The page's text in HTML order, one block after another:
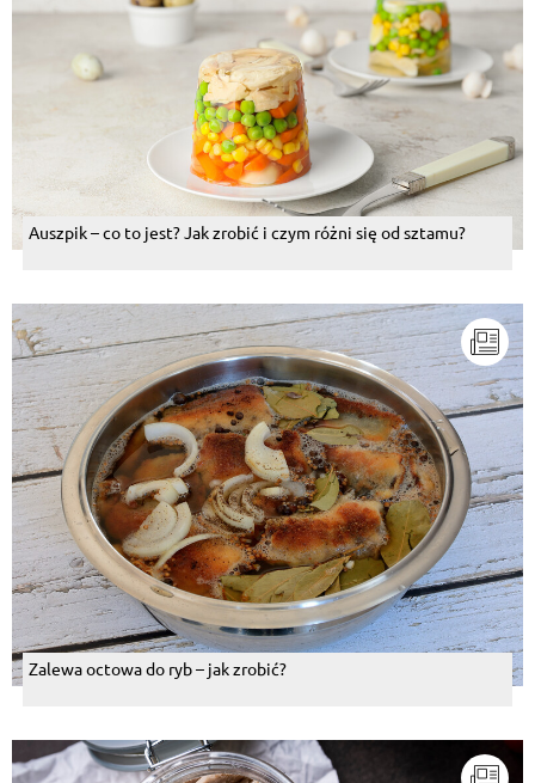
Auszpik – co to jest? Jak zrobić i czym różni się od sztamu?
Zalewa octowa do ryb – jak zrobić?